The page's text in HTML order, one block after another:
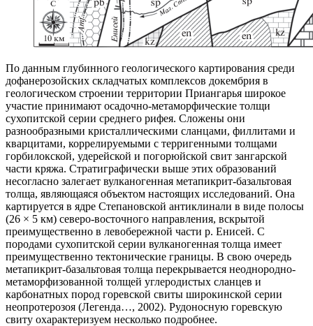
По данным глубинного геологического картирования среди
дофанерозойских складчатых комплексов докембрия в
геологическом строении территории Приангарья широкое
участие принимают осадочно-метаморфические толщи
сухопитской серии среднего рифея. Сложены они
разнообразными кристаллическими сланцами, филлитами и
кварцитами, коррелируемыми с терригенными толщами
горбилокской, удерейской и погорюйской свит зангарской
части кряжа. Стратиграфически выше этих образований
несогласно залегает вулканогенная метапикрит-базальтовая
толща, являющаяся объектом настоящих исследований. Она
картируется в ядре Степановской антиклинали в виде полосы
(26 × 5 км) северо-восточного направления, вскрытой
преимущественно в левобережной части р. Енисей. С
породами сухопитской серии вулканогенная толща имеет
преимущественно тектонические границы. В свою очередь
метапикрит-базальтовая толща перекрывается неоднородно-
метаморфизованной толщей углеродистых сланцев и
карбонатных пород горевской свиты широкинской серии
неопротерозоя (Легенда…, 2002). Рудоносную горевскую
свиту охарактеризуем несколько подробнее.